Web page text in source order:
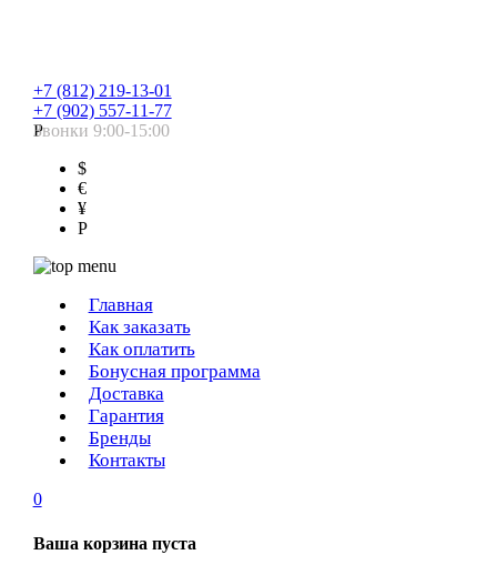
+7 (812) 219-13-01
+7 (902) 557-11-77
Звонки 9:00-15:00
Р
$
€
¥
Р
Главная
Как заказать
Как оплатить
Бонусная программа
Доставка
Гарантия
Бренды
Контакты
0
Ваша корзина пуста